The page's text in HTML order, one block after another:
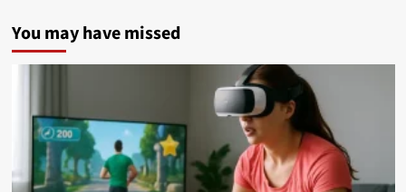
You may have missed